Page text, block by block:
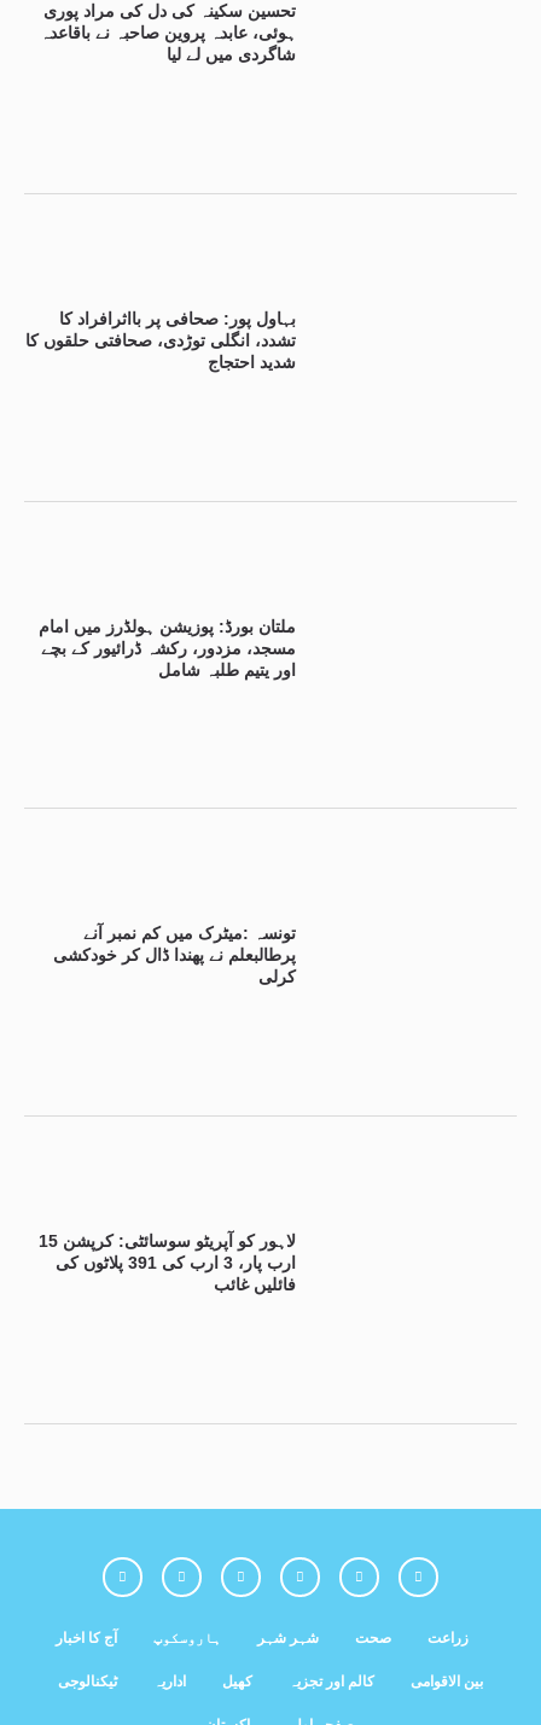
تحسین سکینہ کی دل کی مراد پوری
ہوئی، عابدہ پروین صاحبہ نے باقاعدہ
شاگردی میں لے لیا
بہاول پور: صحافی پر بااثرافراد کا
تشدد، انگلی توڑدی، صحافتی حلقوں کا
شدید احتجاج
ملتان بورڈ: پوزیشن ہولڈرز میں امام
مسجد، مزدور، رکشہ ڈرائیور کے بچے
اور یتیم طلبہ شامل
تونسہ :میٹرک میں کم نمبر آنے
پرطالبعلم نے پھندا ڈال کر خودکشی
کرلی
لاہور کو آپریٹو سوسائٹی: کرپشن 15
ارب پار، 3 ارب کی 391 پلاٹوں کی
فائلیں غائب
آج کا اخبار ہاروسکوپ شہر شہر صحت زراعت
ٹیکنالوجی اداریہ کھیل کالم اور تجزیہ بین الاقوامی